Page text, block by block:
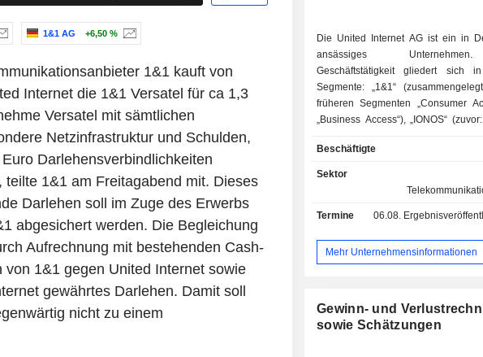
1&1 AG +6,50 %
1&1 kauft von
Internet die 1&1 Versatel für ca 1,3
Versatel mit sämtlichen
Netzinfrastruktur und Schulden,
Darlehensverbindlichkeiten
1&1 am Freitagabend mit. Dieses
Darlehen soll im Zuge des Erwerbs
abgesichert werden. Die Begleichung
Aufrechnung mit bestehenden Cash-
1&1 gegen United Internet sowie
gewährtes Darlehen. Damit soll
nicht zu einem
Die United Internet AG ist ein in
ansässiges
Geschäftstätigkeit gliedert sich
Segmente: „1&1“
früheren Segmenten „Consumer
„Business Access“), „IONOS“
„Consumer Applications“). Das
bietet Privatkunden über seine Marke
über Untermarken wie
Mobilfunk-Internetdienste an
Glasfaserlösungen zur
Geschäftsbereich IONOS bietet unter
Commerce-Plattformen,
Webhosting-Lösungen über
Beschäftigte
Sektor
Termine 06.08.
Mehr Unternehmensinformationen
Gewinn- und
sowie Schätzungen